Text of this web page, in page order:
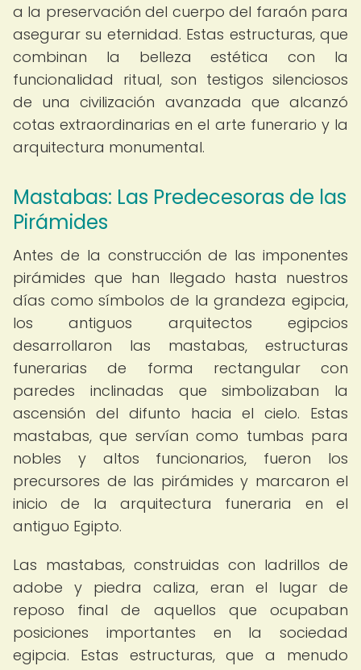
a la preservación del cuerpo del faraón para
asegurar su eternidad. Estas estructuras, que
combinan la belleza estética con la
funcionalidad ritual, son testigos silenciosos
de una civilización avanzada que alcanzó
cotas extraordinarias en el arte funerario y la
arquitectura monumental.
Mastabas: Las Predecesoras de las
Pirámides
Antes de la construcción de las imponentes
pirámides que han llegado hasta nuestros
días como símbolos de la grandeza egipcia,
los antiguos arquitectos egipcios
desarrollaron las mastabas, estructuras
funerarias de forma rectangular con
paredes inclinadas que simbolizaban la
ascensión del difunto hacia el cielo. Estas
mastabas, que servían como tumbas para
nobles y altos funcionarios, fueron los
precursores de las pirámides y marcaron el
inicio de la arquitectura funeraria en el
antiguo Egipto.
Las mastabas, construidas con ladrillos de
adobe y piedra caliza, eran el lugar de
reposo final de aquellos que ocupaban
posiciones importantes en la sociedad
egipcia. Estas estructuras, que a menudo